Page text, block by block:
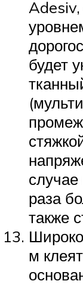
будет
раза
также
м